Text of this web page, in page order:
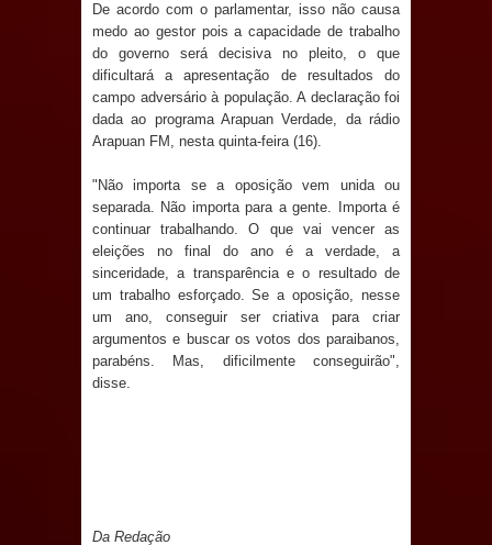
revitalizar Memorial Augusto dos
Anjos
O verdadeiro oxigênio do Estado
Democrático de Direito – Bacharela
aborda de maneira inédita no mundo
jurídico brasileiro, temas polêmicos;
Confira!
Prefeitura de Sapé promove
De acordo com o parlamentar, isso não causa
medo ao gestor pois a capacidade de trabalho
do governo será decisiva no pleito, o que
dificultará a apresentação de resultados do
campo adversário à população. A declaração foi
dada ao programa Arapuan Verdade, da rádio
Arapuan FM, nesta quinta-feira (16).
"Não importa se a oposição vem unida ou
separada. Não importa para a gente. Importa é
continuar trabalhando. O que vai vencer as
eleições no final do ano é a verdade, a
sinceridade, a transparência e o resultado de
um trabalho esforçado. Se a oposição, nesse
um ano, conseguir ser criativa para criar
argumentos e buscar os votos dos paraibanos,
parabéns. Mas, dificilmente conseguirão",
disse.
Da Redação